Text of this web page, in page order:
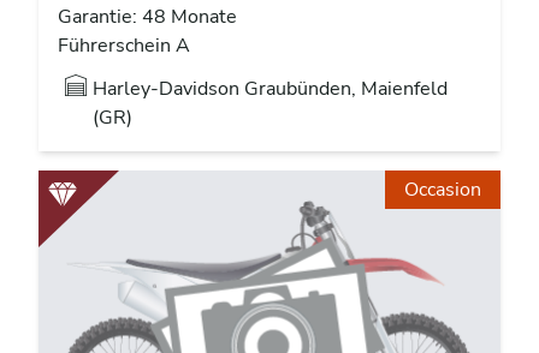
Garantie: 48 Monate
Führerschein A
Harley-Davidson Graubünden, Maienfeld
(GR)
Occasion